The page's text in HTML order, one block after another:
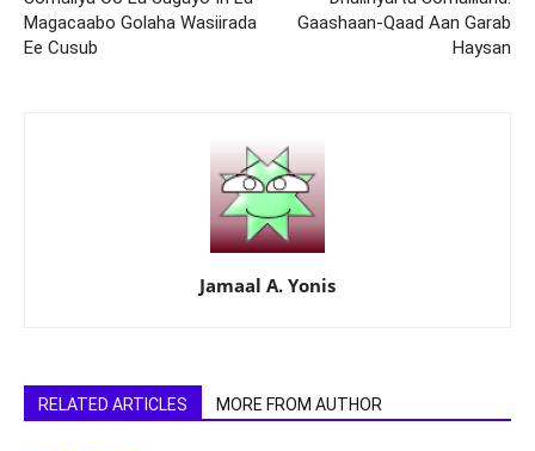
Magacaabo Golaha Wasiirada
Ee Cusub
Gaashaan-Qaad Aan Garab
Haysan
Jamaal A. Yonis
RELATED ARTICLES MORE FROM AUTHOR